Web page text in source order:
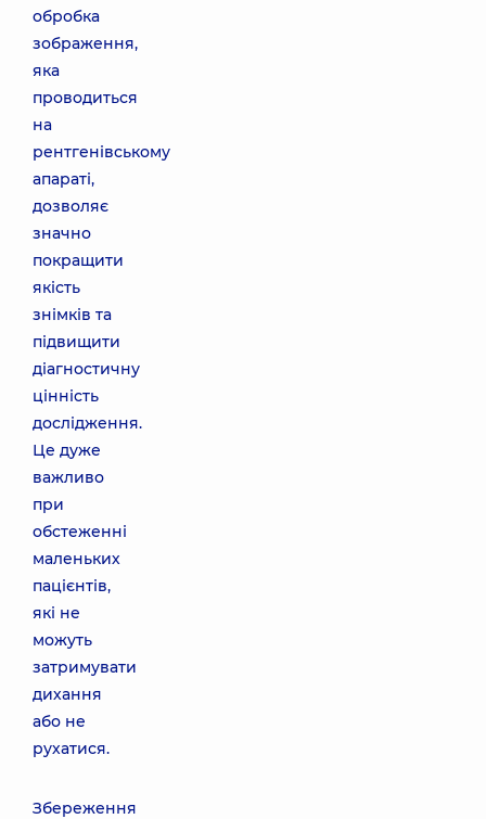
обробка
зображення,
яка
проводиться
на
рентгенівському
апараті,
дозволяє
значно
покращити
якість
знімків та
підвищити
діагностичну
цінність
дослідження.
Це дуже
важливо
при
обстеженні
маленьких
пацієнтів,
які не
можуть
затримувати
дихання
або не
рухатися.
Збереження